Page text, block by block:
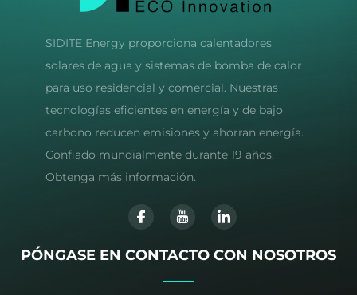
SIDITE Energy proporciona calentadores
solares de agua y sistemas de bomba de calor
para uso residencial y comercial. Nuestras
tecnologías eficientes en energía y de bajo
carbono reducen emisiones y ahorran energía.
Confiado mundialmente durante 19 años.
Obtenga más información.
PÓNGASE EN CONTACTO CON NOSOTROS